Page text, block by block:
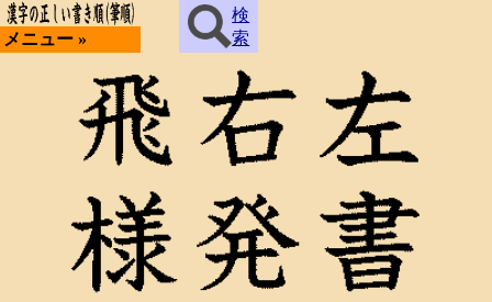
メニュー »
検
索